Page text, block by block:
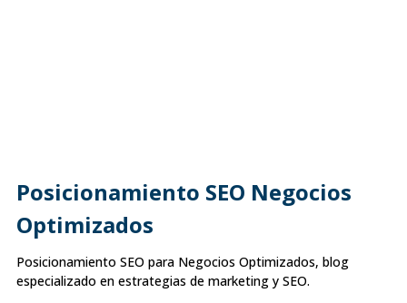
Posicionamiento SEO Negocios
Optimizados
Posicionamiento SEO para Negocios Optimizados, blog
especializado en estrategias de marketing y SEO.